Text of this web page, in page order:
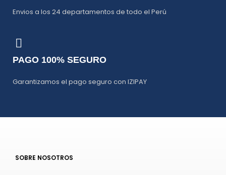
Envios a los 24 departamentos de todo el Perú
PAGO 100% SEGURO
Garantizamos el pago seguro con IZIPAY
SOBRE NOSOTROS